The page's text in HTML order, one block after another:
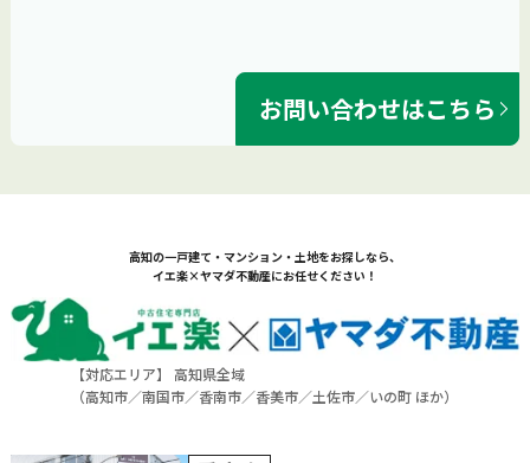
お問い合わせはこちら
高知の一戸建て・マンション・土地をお探しなら、
イエ楽×ヤマダ不動産にお任せください！
【対応エリア】 高知県全域
（高知市／南国市／香南市／香美市／土佐市／いの町 ほか）